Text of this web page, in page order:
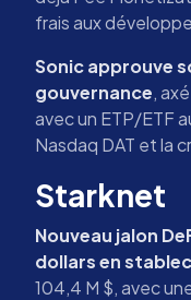
frais aux
Sonic approuve
gouvernance,
avec un ETP/ETF
Nasdaq DAT et la
Starknet
Nouveau jalon
dollars en
104,4 M $, avec